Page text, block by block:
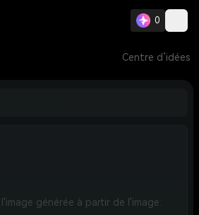
0
Centre d’idées